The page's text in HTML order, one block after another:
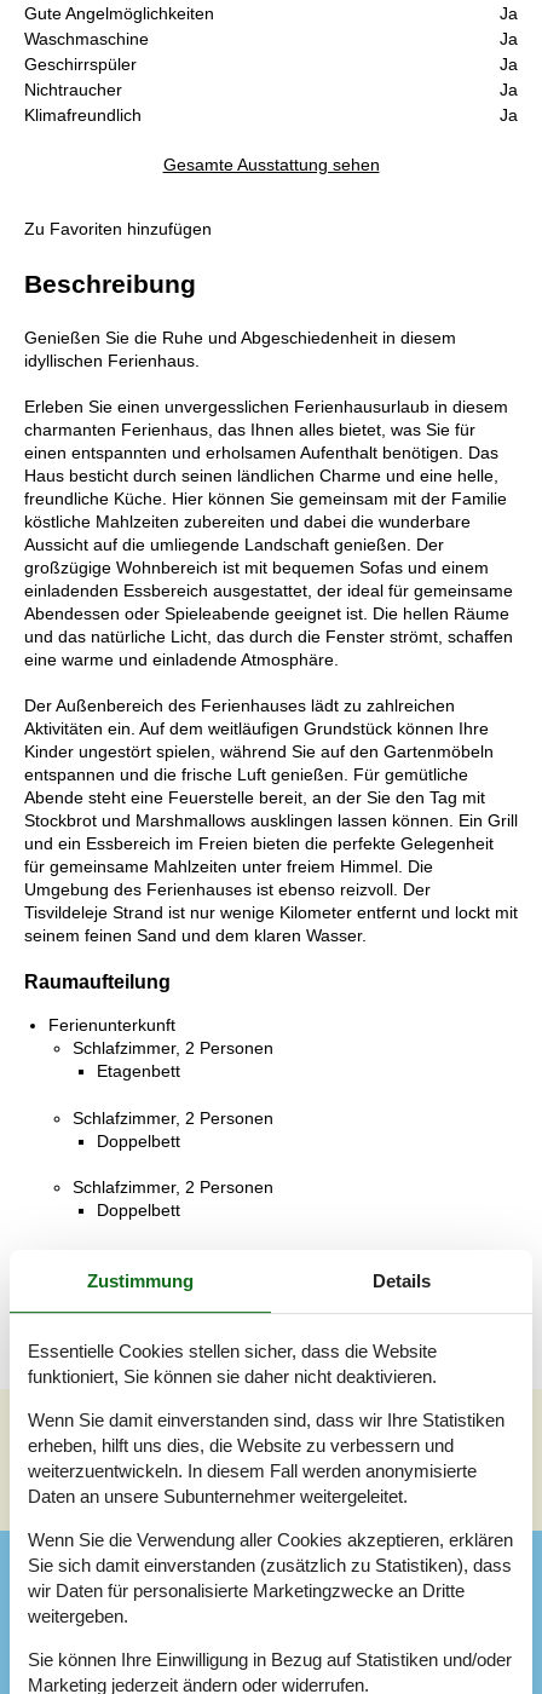
Gute Angelmöglichkeiten
Ja
Waschmaschine
Ja
Geschirrspüler
Ja
Nichtraucher
Ja
Klimafreundlich
Ja
Gesamte Ausstattung sehen
Zu Favoriten hinzufügen
Beschreibung
Genießen Sie die Ruhe und Abgeschiedenheit in diesem
idyllischen Ferienhaus.
Erleben Sie einen unvergesslichen Ferienhausurlaub in diesem
charmanten Ferienhaus, das Ihnen alles bietet, was Sie für
einen entspannten und erholsamen Aufenthalt benötigen. Das
Haus besticht durch seinen ländlichen Charme und eine helle,
freundliche Küche. Hier können Sie gemeinsam mit der Familie
köstliche Mahlzeiten zubereiten und dabei die wunderbare
Aussicht auf die umliegende Landschaft genießen. Der
großzügige Wohnbereich ist mit bequemen Sofas und einem
einladenden Essbereich ausgestattet, der ideal für gemeinsame
Abendessen oder Spieleabende geeignet ist. Die hellen Räume
und das natürliche Licht, das durch die Fenster strömt, schaffen
eine warme und einladende Atmosphäre.
Der Außenbereich des Ferienhauses lädt zu zahlreichen
Aktivitäten ein. Auf dem weitläufigen Grundstück können Ihre
Kinder ungestört spielen, während Sie auf den Gartenmöbeln
entspannen und die frische Luft genießen. Für gemütliche
Abende steht eine Feuerstelle bereit, an der Sie den Tag mit
Stockbrot und Marshmallows ausklingen lassen können. Ein Grill
und ein Essbereich im Freien bieten die perfekte Gelegenheit
für gemeinsame Mahlzeiten unter freiem Himmel. Die
Umgebung des Ferienhauses ist ebenso reizvoll. Der
Tisvildeleje Strand ist nur wenige Kilometer entfernt und lockt mit
seinem feinen Sand und dem klaren Wasser.
Raumaufteilung
Ferienunterkunft
Schlafzimmer, 2 Personen
Etagenbett
Schlafzimmer, 2 Personen
Doppelbett
Schlafzimmer, 2 Personen
Doppelbett
WC mit warmem und kaltem Wasser, Dusche
Siehe Häuser nebenan
Sonnenstand über dem gewählten Objekt
Ausstattung
Indoor-Spiele
Zustimmung Details
Essentielle Cookies stellen sicher, dass die Website
funktioniert, Sie können sie daher nicht deaktivieren.
Wenn Sie damit einverstanden sind, dass wir Ihre Statistiken
erheben, hilft uns dies, die Website zu verbessern und
weiterzuentwickeln. In diesem Fall werden anonymisierte
Daten an unsere Subunternehmer weitergeleitet.
Wenn Sie die Verwendung aller Cookies akzeptieren, erklären
Sie sich damit einverstanden (zusätzlich zu Statistiken), dass
wir Daten für personalisierte Marketingzwecke an Dritte
weitergeben.
Sie können Ihre Einwilligung in Bezug auf Statistiken und/oder
Marketing jederzeit ändern oder widerrufen.